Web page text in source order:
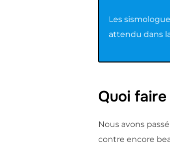
Les
attendu dans
Quoi
Nous avons
contre encore